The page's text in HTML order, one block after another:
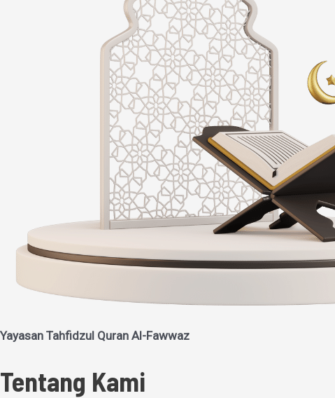
Yayasan Tahfidzul Quran Al-Fawwaz
Tentang Kami